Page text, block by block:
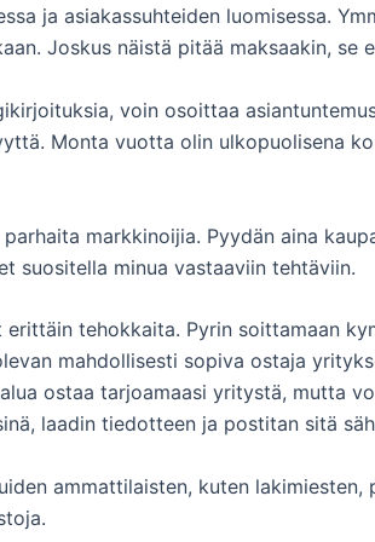
ja asiakassuhteiden luomisessa.
Joskus näistä pitää maksaakin, se
voin osoittaa
Monta vuotta olin ulkopuolisena
markkinoijia. Pyydän aina
suositella minua vastaaviin tehtäviin.
tehokkaita. Pyrin soittamaan
mahdollisesti sopiva ostaja
ostaa tarjoamaasi yritystä, mutta
laadin tiedotteen ja postitan sitä
ammattilaisten, kuten